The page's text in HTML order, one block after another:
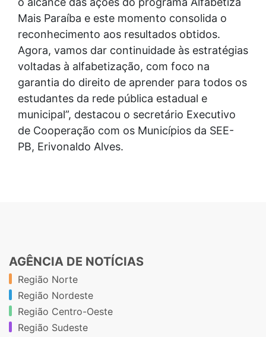
Mais Paraíba e este momento consolida o
reconhecimento aos resultados obtidos.
Agora, vamos dar continuidade às estratégias
voltadas à alfabetização, com foco na
garantia do direito de aprender para todos os
estudantes da rede pública estadual e
municipal”, destacou o secretário Executivo
de Cooperação com os Municípios da SEE-
PB, Erivonaldo Alves.
AGÊNCIA DE NOTÍCIAS
Região Norte
Região Nordeste
Região Centro-Oeste
Região Sudeste